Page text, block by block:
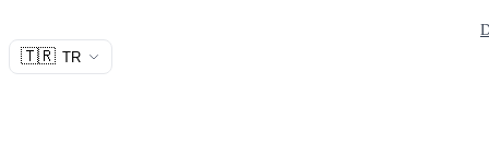
🇹🇷 TR